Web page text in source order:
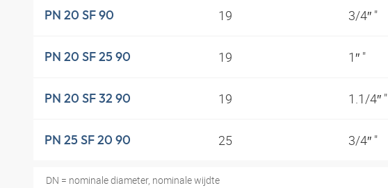
PN 20 SF 90 19 3/4″ "
PN 20 SF 25 90 19 1″ "
PN 20 SF 32 90 19 1.1/4″ "
PN 25 SF 20 90 25 3/4″ "
DN = nominale diameter, nominale wijdte